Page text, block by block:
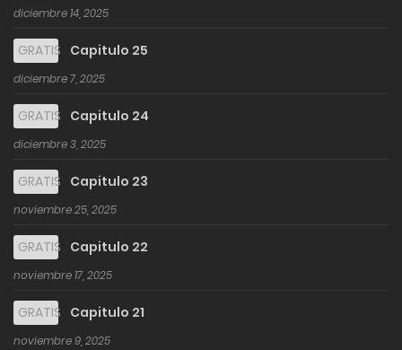
diciembre 14, 2025
GRATIS Capitulo 25
diciembre 7, 2025
GRATIS Capitulo 24
diciembre 3, 2025
GRATIS Capitulo 23
noviembre 25, 2025
GRATIS Capitulo 22
noviembre 17, 2025
GRATIS Capitulo 21
noviembre 9, 2025